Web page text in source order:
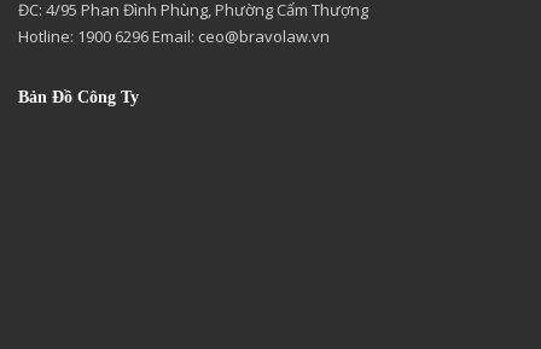
ĐC: 4/95 Phan Đình Phùng, Phường Cẩm Thượng
Hotline: 1900 6296 Email: ceo@bravolaw.vn
Bản Đồ Công Ty